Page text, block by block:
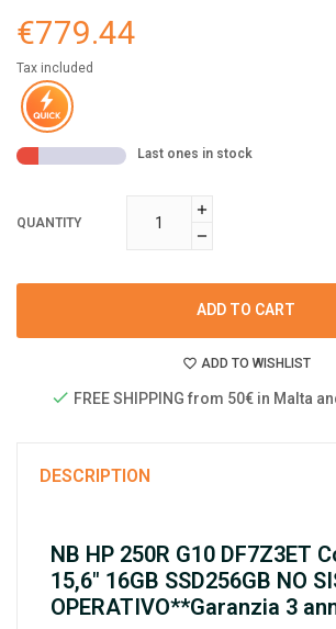
€779.44
Tax included
Last ones in stock
QUANTITY
ADD TO CART
ADD TO WISHLIST
FREE SHIPPING from 50€ in Malta
DESCRIPTION
NB HP 250R G10 DF7Z3ET
15,6" 16GB SSD256GB NO
OPERATIVO**Garanzia 3